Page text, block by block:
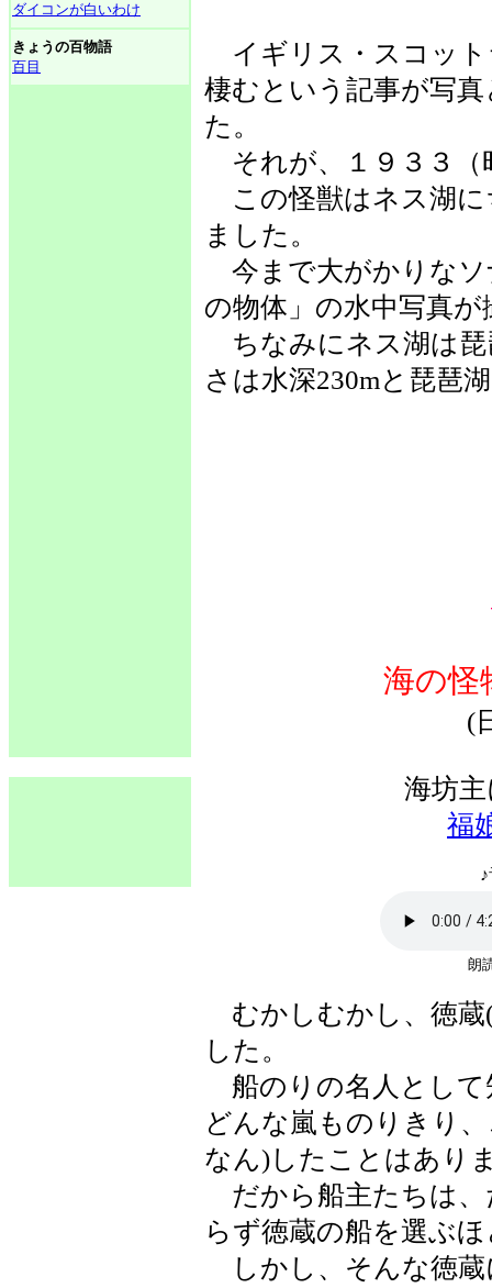
ダイコンが白いわけ
きょうの百物語
百目
イギリス・スコット
棲むという記事が写
た。
それが、１９３３（
この怪獣はネス湖に
ました。
今まで大がかりなソ
の物体」の水中写真
ちなみにネス湖は琵
さは水深230mと琵琶
海の怪
(
海坊
福
朗
むかしむかし、徳蔵
した。
船のりの名人として
どんな嵐ものりきり
なん)したことはあり
だから船主たちは、
らず徳蔵の船を選ぶ
しかし、そんな徳蔵